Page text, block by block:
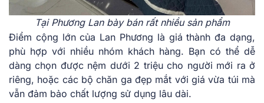
Tại Phương Lan bày bán rất nhiều sản phẩm
Điểm cộng lớn của Lan Phương là giá thành đa dạng,
phù hợp với nhiều nhóm khách hàng. Bạn có thể dễ
dàng chọn được nệm dưới 2 triệu cho người mới ra ở
riêng, hoặc các bộ chăn ga đẹp mắt với giá vừa túi mà
vẫn đảm bảo chất lượng sử dụng lâu dài.